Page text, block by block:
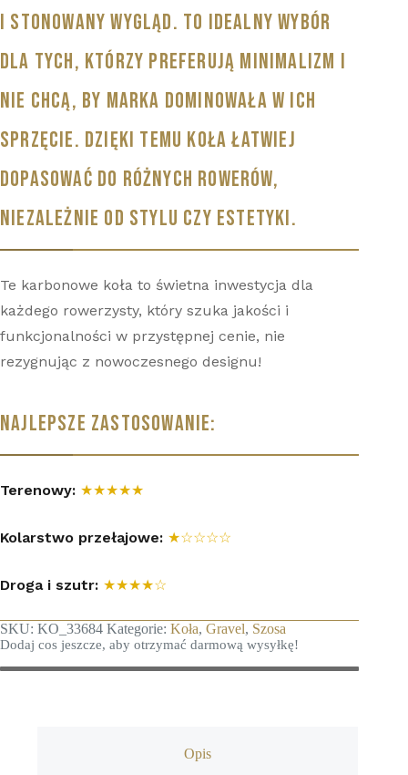
I STONOWANY WYGLĄD. TO IDEALNY WYBÓR
DLA TYCH, KTÓRZY PREFERUJĄ MINIMALIZM I
NIE CHCĄ, BY MARKA DOMINOWAŁA W ICH
SPRZĘCIE. DZIĘKI TEMU KOŁA ŁATWIEJ
DOPASOWAĆ DO RÓŻNYCH ROWERÓW,
NIEZALEŻNIE OD STYLU CZY ESTETYKI.
Te karbonowe koła to świetna inwestycja dla
każdego rowerzysty, który szuka jakości i
funkcjonalności w przystępnej cenie, nie
rezygnując z nowoczesnego designu!
NAJLEPSZE ZASTOSOWANIE:
Terenowy: ★★★★★
Kolarstwo przełajowe: ★☆☆☆☆
Droga i szutr: ★★★★☆
SKU: KO_33684 Kategorie: Koła, Gravel, Szosa
Dodaj cos jeszcze, aby otrzymać darmową wysyłkę!
Opis